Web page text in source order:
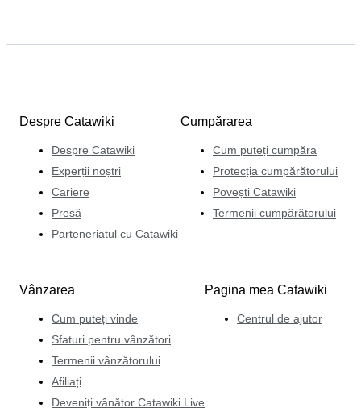
Despre Catawiki
Despre Catawiki
Experții noștri
Cariere
Presă
Parteneriatul cu Catawiki
Cumpărarea
Cum puteți cumpăra
Protecția cumpărătorului
Povești Catawiki
Termenii cumpărătorului
Vânzarea
Cum puteți vinde
Sfaturi pentru vânzători
Termenii vânzătorului
Afiliați
Deveniți vânător Catawiki Live
Pagina mea Catawiki
Centrul de ajutor